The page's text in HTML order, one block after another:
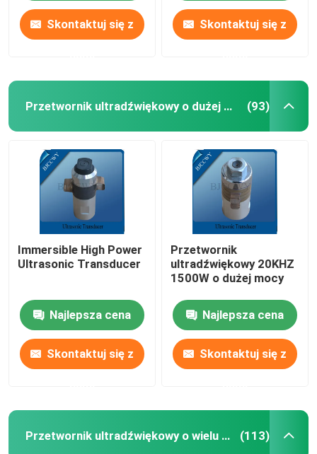
Skontaktuj się z Skontaktuj się z
Przetwornik ultradźwiękowy o dużej mocy (93)
Immersible High Power
Ultrasonic Transducer
Najlepsza cena
Skontaktuj się z
Przetwornik
ultradźwiękowy 20KHZ
1500W o dużej mocy
Najlepsza cena
Skontaktuj się z
Przetwornik ultradźwiękowy o wielu częstotliwościach (113)